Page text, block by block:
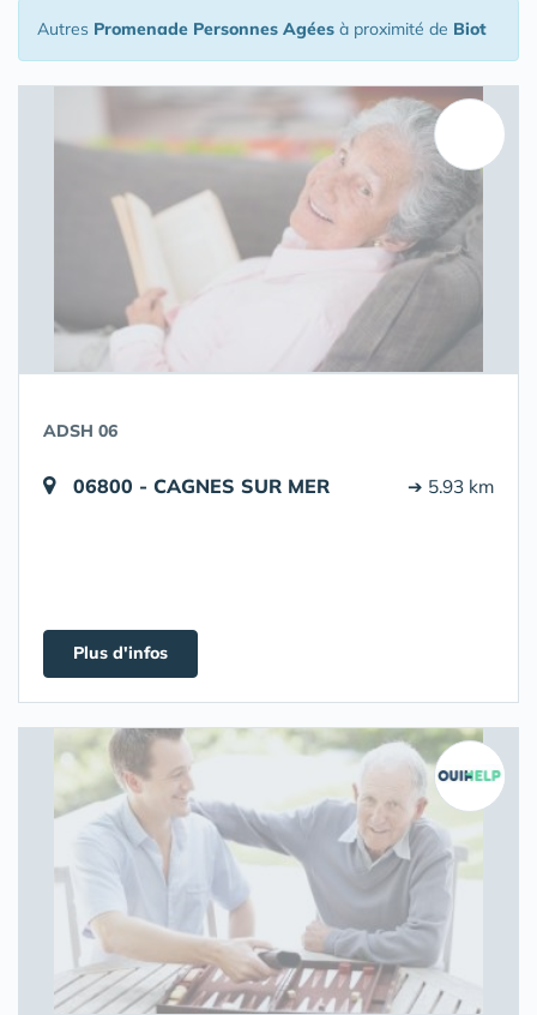
Autres Promenade Personnes Agées à proximité de Biot
ADSH 06
06800 - CAGNES SUR MER ➔ 5.93 km
Plus d'infos